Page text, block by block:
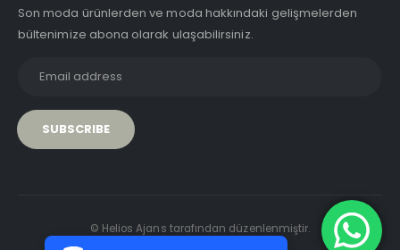
7/24 Canlı Destek
Son moda ürünlerden ve moda hakkındaki gelişmelerden
bültenimize abona olarak ulaşabilirsiniz.
© Helios Ajans tarafından düzenlenmiştir.